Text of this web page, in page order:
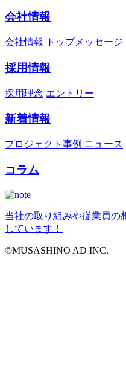
会社情報
会社情報 トップメッセージ
採用情報
採用理念 エントリー
新着情報
プロジェクト事例 ニュース
コラム
当社の取り組みや従業員の
しています！
©MUSASHINO AD INC.